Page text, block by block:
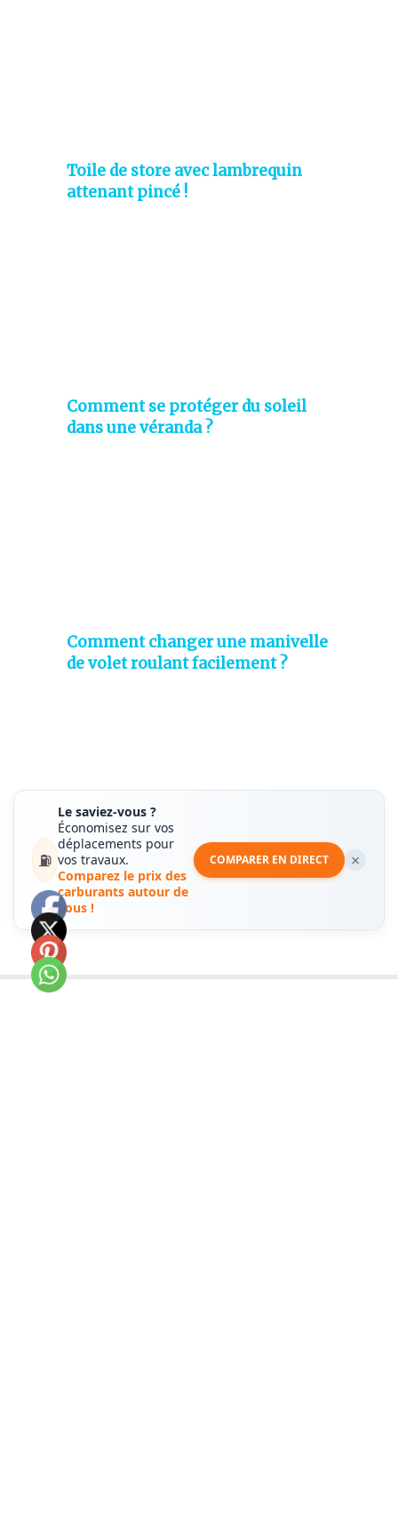
Toile de store avec lambrequin
attenant pincé !
Comment se protéger du soleil
dans une véranda ?
Comment changer une manivelle
de volet roulant facilement ?
⛽
Le saviez-vous ?
Économisez sur vos
déplacements pour
vos travaux.
Comparez le prix des
carburants autour de
vous !
COMPARER EN DIRECT ×